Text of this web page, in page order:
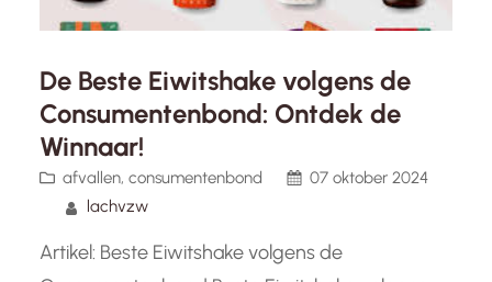
De Beste Eiwitshake volgens de
Consumentenbond: Ontdek de
Winnaar!
afvallen, consumentenbond
07 oktober 2024
lachvzw
Artikel: Beste Eiwitshake volgens de